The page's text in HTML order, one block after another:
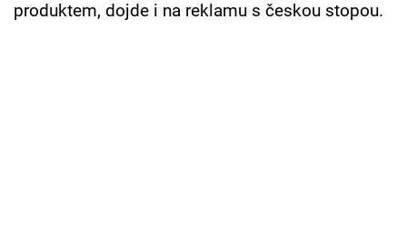
Přihlášení
produktem, dojde i na reklamu s českou stopou.